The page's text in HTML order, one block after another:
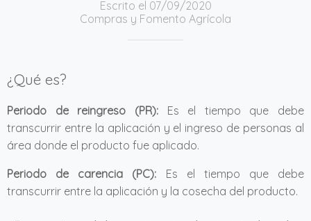
Escrito el 07/09/2020
Compras y Fomento Agrícola
¿Qué es?
Periodo de reingreso (PR):Es el tiempo que debe
transcurrir entre la aplicación y el ingreso de personas al
área donde el producto fue aplicado.
Periodo de carencia (PC): Es el tiempo que debe
transcurrir entre la aplicación y la cosecha del producto.